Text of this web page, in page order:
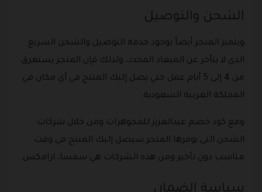
الشحن والتوصيل
ويتميز المتجر أيضاً بوجود خدمة التوصيل والشحن السريع
الذي لا يتأخر عن الميعاد المحدد، ولذلك فإن المتجر يستغرق
من 4 إلى 5 أيام عمل حتي يصل إليك المنتج في أي مكان في
المملكة العربية السعودية.
ومع كود خصم عبدالعزيز للمجوهرات ومن خلال شركات
الشحن التى يوفرها المتجر سيصل إليك المنتج في وقت
مناسب دون تأخير ومن هذه الشركات هي سمسا، ارامكس.